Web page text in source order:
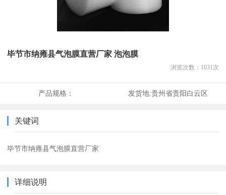
毕节市纳雍县气泡膜直营厂家 泡泡膜
浏览次数： 1031 次
产品规格： 发货地:贵州省贵阳白云区
关键词
毕节市纳雍县气泡膜直营厂家
详细说明